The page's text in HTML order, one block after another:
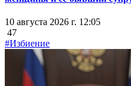
10 августа 2026 г. 12:05
47
#Избиение